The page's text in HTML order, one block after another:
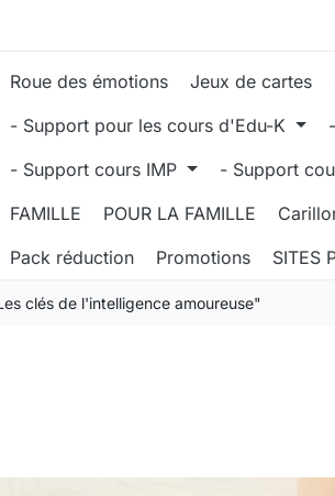
Roue des émotions Jeux de cartes
- Support pour les cours d'Edu-K
- Support cours IMP
- Support
FAMILLE
POUR LA FAMILLE
Pack réduction
Promotions SITES
clés de l'intelligence amoureuse"